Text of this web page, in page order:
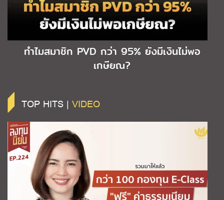
ทำไมสมาชิก PVD กว่า 95% ยังมีเงินไม่พอ
เกษียณ?
TOP HITS | VIDEO